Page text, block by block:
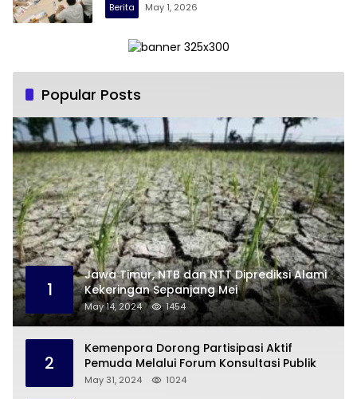
Berita May 1, 2026
Popular Posts
1
Jawa Timur, NTB dan NTT Diprediksi Alami
Kekeringan Sepanjang Mei
May 14, 2024 1454
2
Kemenpora Dorong Partisipasi Aktif
Pemuda Melalui Forum Konsultasi Publik
May 31, 2024 1024